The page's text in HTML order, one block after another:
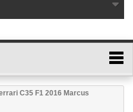
C35 F1 2016 Marcus